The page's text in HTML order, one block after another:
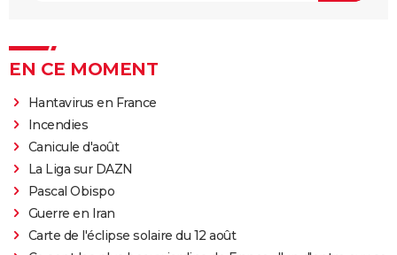
EN CE MOMENT
Hantavirus en France
Incendies
Canicule d'août
La Liga sur DAZN
Pascal Obispo
Guerre en Iran
Carte de l'éclipse solaire du 12 août